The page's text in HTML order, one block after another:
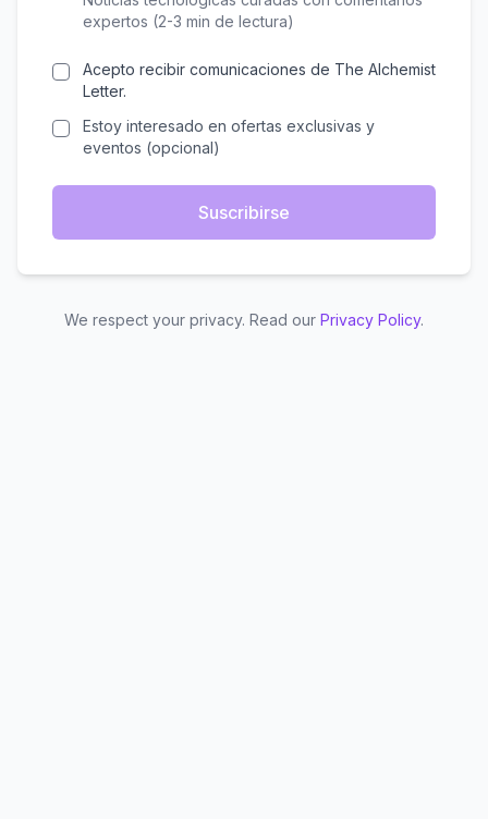
expertos (2-3 min de lectura)
Acepto recibir comunicaciones de The Alchemist
Letter.
Estoy interesado en ofertas exclusivas y
eventos (opcional)
Suscribirse
We respect your privacy. Read our Privacy Policy.